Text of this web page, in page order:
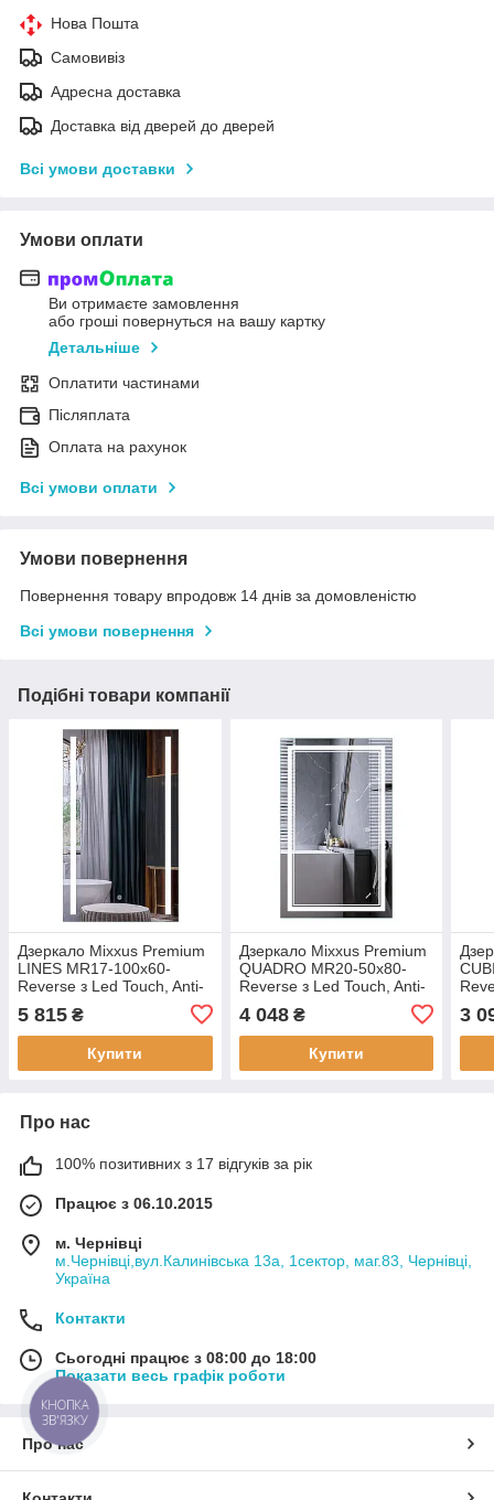
Нова Пошта
Самовивіз
Адресна доставка
Доставка від дверей до дверей
Всі умови доставки
Умови оплати
Ви отримаєте замовлення
або гроші повернуться на вашу картку
Детальніше
Оплатити частинами
Післяплата
Оплата на рахунок
Всі умови оплати
Умови повернення
Повернення товару впродовж 14 днів за домовленістю
Всі умови повернення
Подібні товари компанії
Дзеркало Mixxus Premium
LINES MR17-100x60-
Reverse з Led Touch, Anti-
регулятором яскравості
(MP6625)
5 815 ₴
Купити
Дзеркало Mixxus Premium
QUADRO MR20-50x80-
Reverse з Led Touch, Anti-
регулятором яскравості
(MP6620)
4 048₴
Купити
3
Про нас
100% позитивних з 17 відгуків за рік
Працює з 06.10.2015
м. Чернівці
м.Чернівці,вул.Калинівська 13а, 1сектор, маг.83, Чернівці,
Україна
Контакти
Сьогодні працює з 08:00 до 18:00
Показати весь графік роботи
Про нас
КНОПКА
ЗВ'ЯЗКУ